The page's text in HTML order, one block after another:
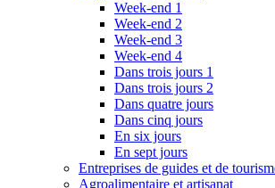
Week-end 1
Week-end 2
Week-end 3
Week-end 4
Dans trois jours 1
Dans trois jours 2
Dans quatre jours
Dans cinq jours
En six jours
En sept jours
Entreprises de guides et de
Agroalimentaire et artisanat